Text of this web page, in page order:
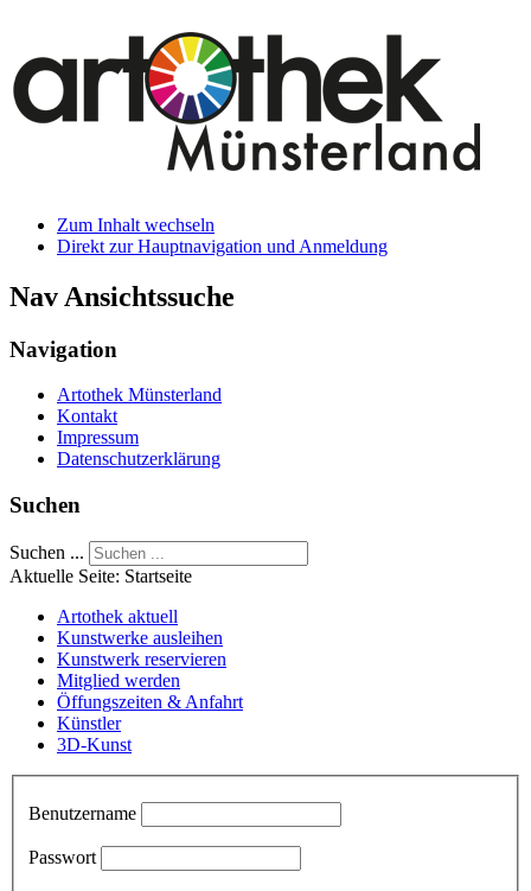
Zum Inhalt wechseln
Direkt zur Hauptnavigation und Anmeldung
Nav Ansichtssuche
Navigation
Artothek Münsterland
Kontakt
Impressum
Datenschutzerklärung
Suchen
Suchen ...
Aktuelle Seite: Startseite
Artothek aktuell
Kunstwerke ausleihen
Kunstwerk reservieren
Mitglied werden
Öffungszeiten & Anfahrt
Künstler
3D-Kunst
Benutzername
Passwort